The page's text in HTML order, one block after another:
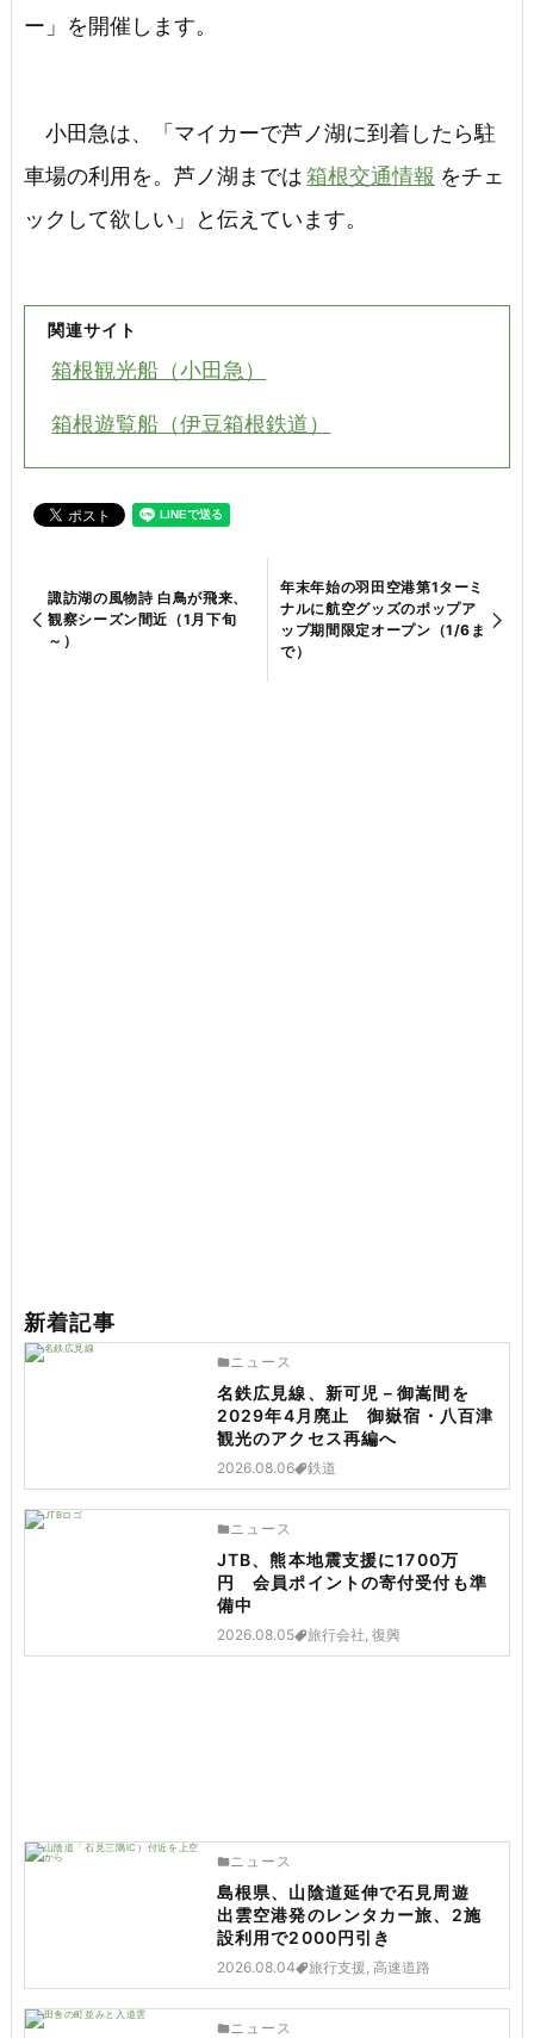
ー」を開催します。
小田急は、「マイカーで芦ノ湖に到着したら駐
車場の利用を。芦ノ湖までは箱根交通情報 をチェ
ックして欲しい」と伝えています。
関連サイト
箱根観光船（小田急）
箱根遊覧船（伊豆箱根鉄道）
諏訪湖の風物詩 白鳥が飛来、
観察シーズン間近（1月下旬
～）
年末年始の羽田空港第1ターミ
ナルに航空グッズのポップア
ップ期間限定オープン（1/6ま
で）
新着記事
ニュース
名鉄広見線、新可児－御嵩間を
2029年4月廃止 御嶽宿・八百津
観光のアクセス再編へ
2026.08.06 鉄道
ニュース
JTB、熊本地震支援に1700万
円 会員ポイントの寄付受付も準
備中
2026.08.05 旅行会社, 復興
ニュース
島根県、山陰道延伸で石見周遊
出雲空港発のレンタカー旅、2施
設利用で2000円引き
2026.08.04 旅行支援, 高速道路
ニュース